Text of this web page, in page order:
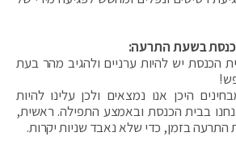
בשעת התרעה:
הכנסת יש להיות ערניים ולהגיב מהר בעת
היכן אנו נמצאים ולכן עלינו להיות
בבית הכנסת ובאמצע התפילה. ראשית,
התרעה בזמן, כדי שלא נאבד שניות יקרות.